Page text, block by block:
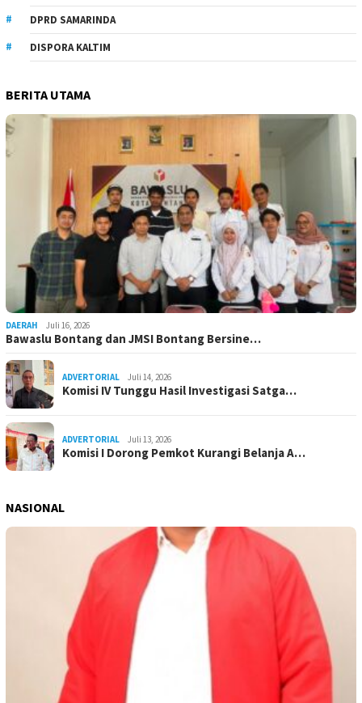
DPRD SAMARINDA
DISPORA KALTIM
BERITA UTAMA
DAERAH Juli 16, 2026
Bawaslu Bontang dan JMSI Bontang Bersine…
ADVERTORIAL Juli 14, 2026
Komisi IV Tunggu Hasil Investigasi Satga…
ADVERTORIAL Juli 13, 2026
Komisi I Dorong Pemkot Kurangi Belanja A…
NASIONAL